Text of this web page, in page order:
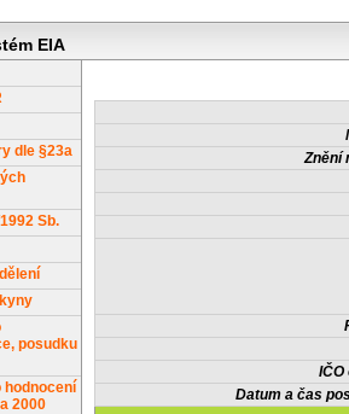
EIA
dle §23a
Sb.
posudku
hodnocení
2000
Znění
IČO
Datum a čas